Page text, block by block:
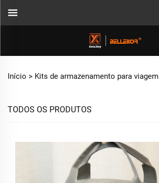
Início > Kits de armazenamento para viagem
TODOS OS PRODUTOS